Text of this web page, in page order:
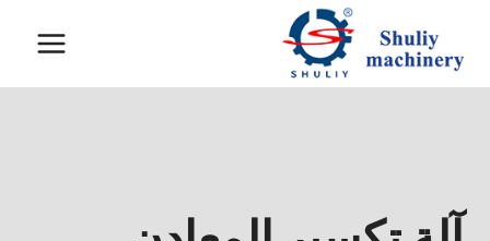
المحتوى